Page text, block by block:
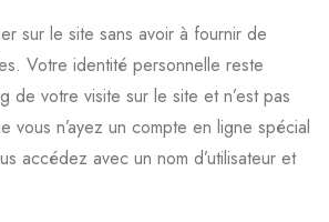
sur le site sans avoir à fournir de
Votre identité personnelle reste
de votre visite sur le site et n’est pas
vous n’ayez un compte en ligne spécial
accédez avec un nom d’utilisateur et